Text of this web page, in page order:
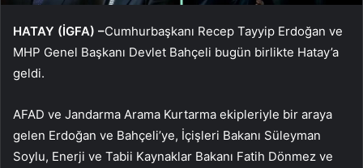
HATAY (İGFA) –Cumhurbaşkanı Recep Tayyip Erdoğan ve
MHP Genel Başkanı Devlet Bahçeli bugün birlikte Hatay’a
geldi.
AFAD ve Jandarma Arama Kurtarma ekipleriyle bir araya
gelen Erdoğan ve Bahçeli’ye, İçişleri Bakanı Süleyman
Soylu, Enerji ve Tabii Kaynaklar Bakanı Fatih Dönmez ve